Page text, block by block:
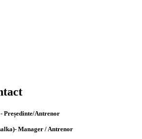
Președinte/Antrenor
Manager / Antrenor